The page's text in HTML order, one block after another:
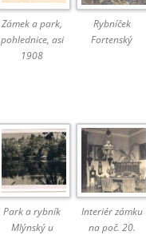
Zámek a park,
pohlednice, asi
1908
Rybníček
Fortenský
Park a rybník
Mlýnský u
Interiér zámku
na poč. 20.